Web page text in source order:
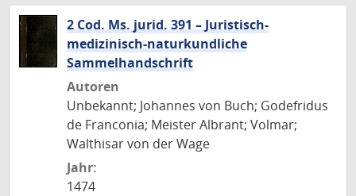
2 Cod. Ms. jurid. 391 – Juristisch-
medizinisch-naturkundliche
Sammelhandschrift
Autoren
Unbekannt; Johannes von Buch; Godefridus
de Franconia; Meister Albrant; Volmar;
Walthisar von der Wage
Jahr:
1474